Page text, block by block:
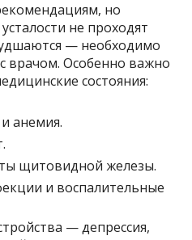
но
не проходят
— необходимо
врачом. Особенно важно
состояния:
анемия.
щитовидной железы.
и воспалительные
— депрессия,